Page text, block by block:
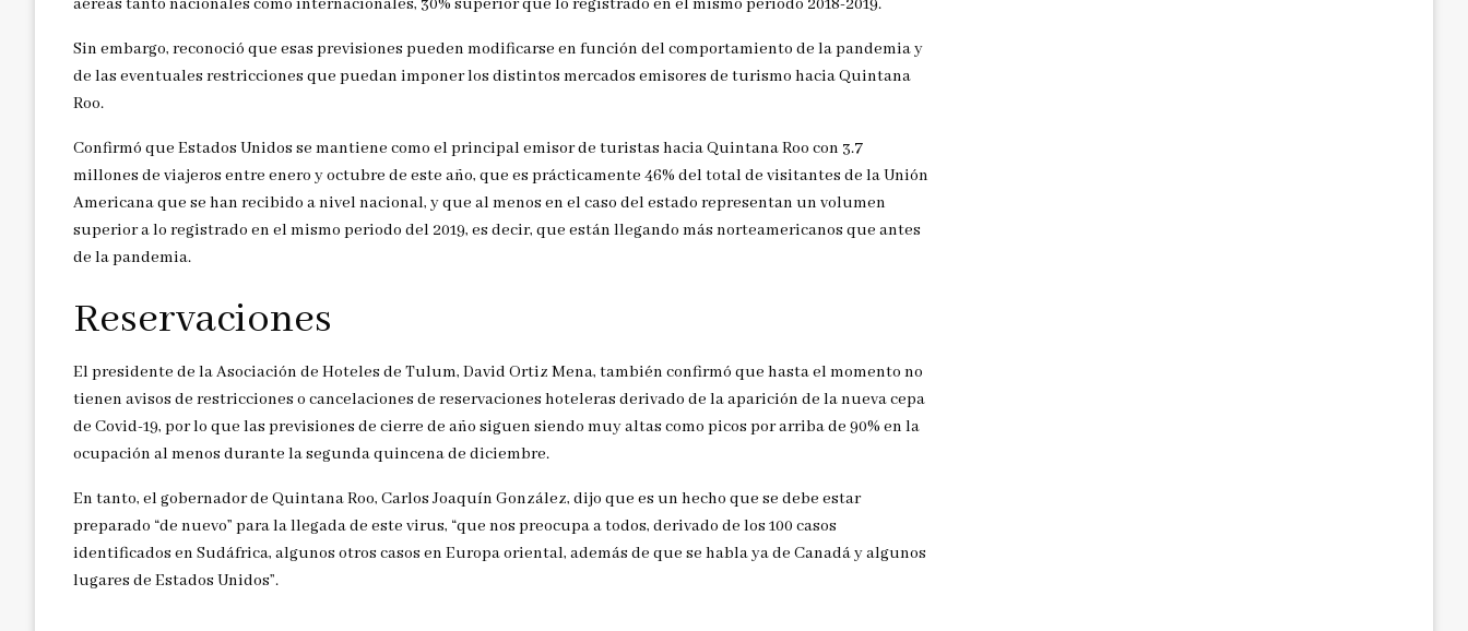
aéreas tanto nacionales como internacionales, 30% superior que lo registrado en el mismo periodo 2018-2019.
Sin embargo, reconoció que esas previsiones pueden modificarse en función del comportamiento de la pandemia y
de las eventuales restricciones que puedan imponer los distintos mercados emisores de turismo hacia Quintana
Roo.
Confirmó que Estados Unidos se mantiene como el principal emisor de turistas hacia Quintana Roo con 3.7
millones de viajeros entre enero y octubre de este año, que es prácticamente 46% del total de visitantes de la Unión
Americana que se han recibido a nivel nacional, y que al menos en el caso del estado representan un volumen
superior a lo registrado en el mismo periodo del 2019, es decir, que están llegando más norteamericanos que antes
de la pandemia.
Reservaciones
El presidente de la Asociación de Hoteles de Tulum, David Ortiz Mena, también confirmó que hasta el momento no
tienen avisos de restricciones o cancelaciones de reservaciones hoteleras derivado de la aparición de la nueva cepa
de Covid-19, por lo que las previsiones de cierre de año siguen siendo muy altas como picos por arriba de 90% en la
ocupación al menos durante la segunda quincena de diciembre.
En tanto, el gobernador de Quintana Roo, Carlos Joaquín González, dijo que es un hecho que se debe estar
preparado “de nuevo” para la llegada de este virus, “que nos preocupa a todos, derivado de los 100 casos
identificados en Sudáfrica, algunos otros casos en Europa oriental, además de que se habla ya de Canadá y algunos
lugares de Estados Unidos”.